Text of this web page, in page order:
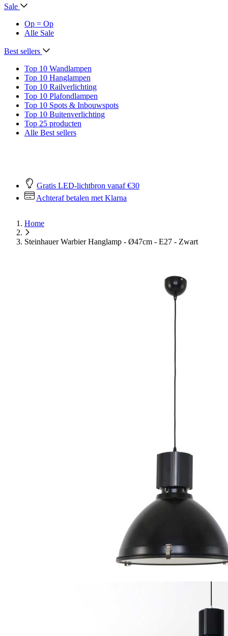
Sale
Op = Op
Alle Sale
Best sellers
Top 10 Wandlampen
Top 10 Hanglampen
Top 10 Railverlichting
Top 10 Plafondlampen
Top 10 Spots & Inbouwspots
Top 10 Buitenverlichting
Top 25 producten
Alle Best sellers
Gratis LED-lichtbron vanaf €30
Achteraf betalen met Klarna
Home
Steinhauer Warbier Hanglamp - Ø47cm - E27 - Zwart